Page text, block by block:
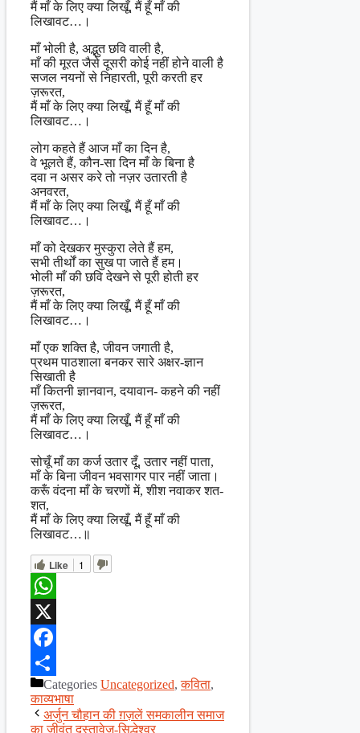
मैं माँ के लिए क्या लिखूँ, मैं हूँ माँ की
लिखावट…।
माँ भोली है, अद्भुत छवि वाली है,
माँ की मूरत जैसे दूसरी कोई नहीं होने वाली है
सजल नयनों से निहारती, पूरी करती हर
ज़रूरत,
मैं माँ के लिए क्या लिखूँ, मैं हूँ माँ की
लिखावट…।
लोग कहते हैं आज माँ का दिन है,
वे भूलते हैं, कौन-सा दिन माँ के बिना है
दवा न असर करे तो नज़र उतारती है
अनवरत,
मैं माँ के लिए क्या लिखूँ, मैं हूँ माँ की
लिखावट…।
माँ को देखकर मुस्कुरा लेते हैं हम,
सभी तीर्थों का सुख पा जाते हैं हम।
भोली माँ की छवि देखने से पूरी होती हर
ज़रूरत,
मैं माँ के लिए क्या लिखूँ, मैं हूँ माँ की
लिखावट…।
माँ एक शक्ति है, जीवन जगाती है,
प्रथम पाठशाला बनकर सारे अक्षर-ज्ञान
सिखाती है
माँ कितनी ज्ञानवान, दयावान- कहने की नहीं
ज़रूरत,
मैं माँ के लिए क्या लिखूँ, मैं हूँ माँ की
लिखावट…।
सोचूँ माँ का कर्ज उतार दूँ, उतार नहीं पाता,
माँ के बिना जीवन भवसागर पार नहीं जाता।
करूँ वंदना माँ के चरणों में, शीश नवाकर शत-
शत,
मैं माँ के लिए क्या लिखूँ, मैं हूँ माँ की
लिखावट…॥
Like 1
WhatsApp
X
Facebook
ShareCategories Uncategorized,कविता,
काव्यभाषा
अर्जुन चौहान की ग़ज़लें समकालीन समाज
का जीवंत दस्तावेज़-सिद्धेश्वर